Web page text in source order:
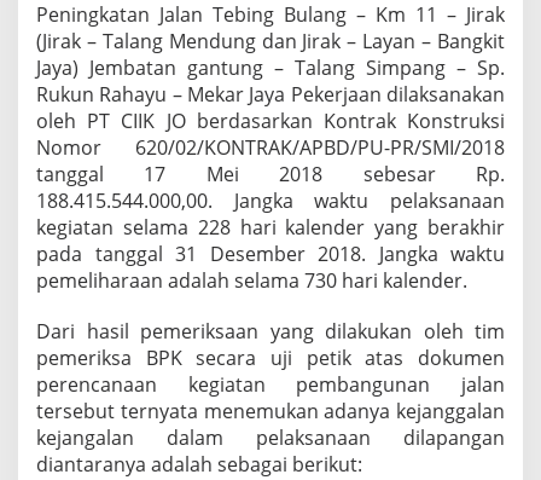
Peningkatan Jalan Tebing Bulang – Km 11 – Jirak
(Jirak – Talang Mendung dan Jirak – Layan – Bangkit
Jaya) Jembatan gantung – Talang Simpang – Sp.
Rukun Rahayu – Mekar Jaya Pekerjaan dilaksanakan
oleh PT CIIK JO berdasarkan Kontrak Konstruksi
Nomor 620/02/KONTRAK/APBD/PU-PR/SMI/2018
tanggal 17 Mei 2018 sebesar Rp.
188.415.544.000,00. Jangka waktu pelaksanaan
kegiatan selama 228 hari kalender yang berakhir
pada tanggal 31 Desember 2018. Jangka waktu
pemeliharaan adalah selama 730 hari kalender.
Dari hasil pemeriksaan yang dilakukan oleh tim
pemeriksa BPK secara uji petik atas dokumen
perencanaan kegiatan pembangunan jalan
tersebut ternyata menemukan adanya kejanggalan
kejangalan dalam pelaksanaan dilapangan
diantaranya adalah sebagai berikut: